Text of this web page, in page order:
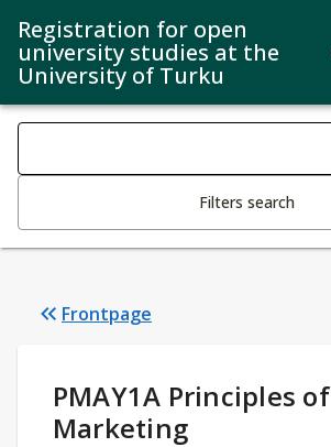
Registration for open
university studies at the
University of Turku
Search filters
Filters search
Frontpage
Study Details:
PMAY1A Principles of
Marketing